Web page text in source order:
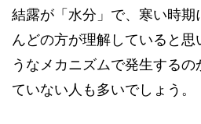
結露が「水分」で、寒い時期
んどの方が理解していると思
うなメカニズムで発生するの
ていない人も多いでしょう。